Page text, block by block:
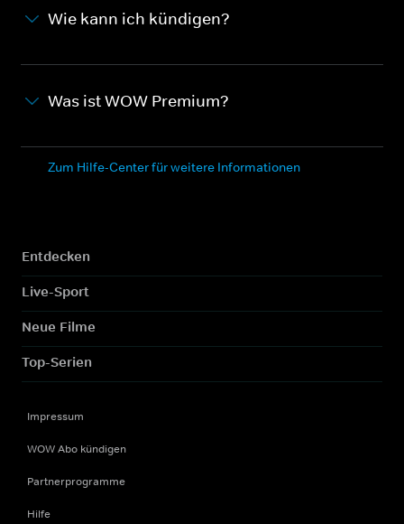
Wie kann ich kündigen?
Was ist WOW Premium?
Zum Hilfe-Center für weitere Informationen
Entdecken
Live-Sport
Neue Filme
Top-Serien
Impressum
WOW Abo kündigen
Partnerprogramme
Hilfe